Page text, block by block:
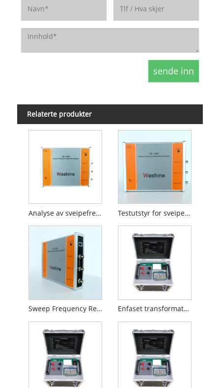
Relaterte produkter
Analyse av sveipefrekvensrespons Testutstyr for sveipefrekvensresponsanalyse
Sweep Frequency Response Analyzer Enfaset transformator DC motstandstester